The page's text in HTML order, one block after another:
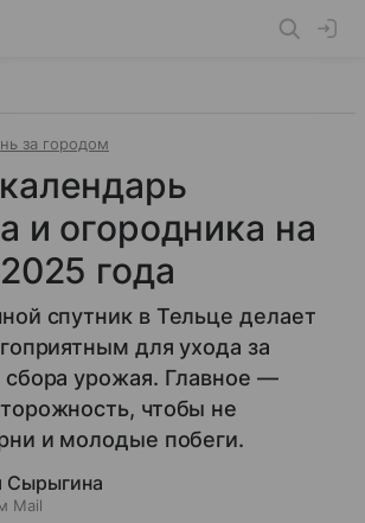
за городом
и огородника на
года
спутник в Тельце делает
для ухода за
сбора урожая. Главное —
чтобы не
и молодые побеги.
Сырыгина
Mail